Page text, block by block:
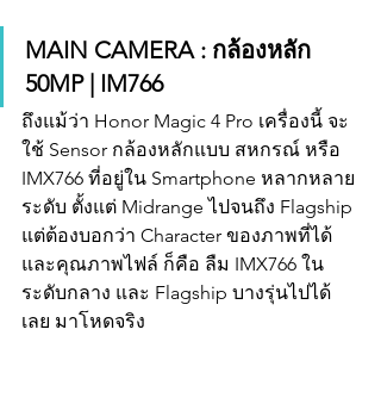
MAIN CAMERA : กล้องหลัก
50MP | IM766
ถึงแม้ว่า Honor Magic 4 Pro เครื่องนี้ จะ
ใช้ Sensor กล้องหลักแบบ สหกรณ์ หรือ
IMX766 ที่อยู่ใน Smartphone หลากหลาย
ระดับ ตั้งแต่ Midrange ไปจนถึง Flagship
แต่ต้องบอกว่า Character ของภาพที่ได้
และคุณภาพไฟล์ ก็คือ ลืม IMX766 ใน
ระดับกลาง และ Flagship บางรุ่นไปได้
เลย มาโหดจริง